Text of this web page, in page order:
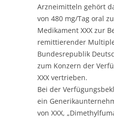
Arzneimitteln gehört
von 480 mg/Tag oral
Medikament XXX zur
remittierender
Bundesrepublik
zum Konzern der
XXX vertrieben.
Bei der
ein
von XXX,